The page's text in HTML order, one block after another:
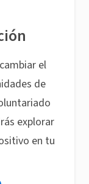
el
de
explorar
en tu